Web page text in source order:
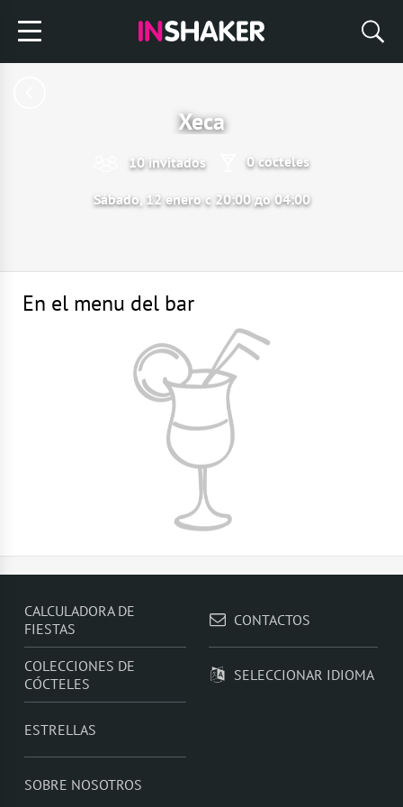
Хеса
10 invitados 0 cócteles
Sábado, 12 enero с 20:00 до 04:00
En el menu del bar
CALCULADORA DE
FIESTAS
COLECCIONES DE
CÓCTELES
ESTRELLAS
SOBRE NOSOTROS
CONTACTOS
SELECCIONAR IDIOMA